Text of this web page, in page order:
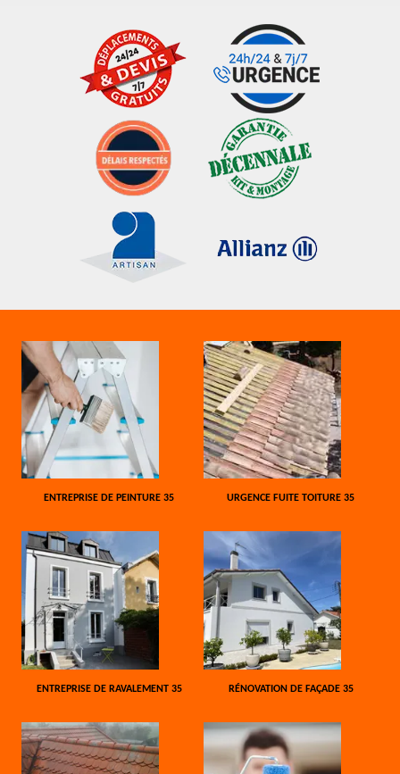
ENTREPRISE DE PEINTURE 35 URGENCE FUITE TOITURE 35
ENTREPRISE DE RAVALEMENT 35 RÉNOVATION DE FAÇADE 35